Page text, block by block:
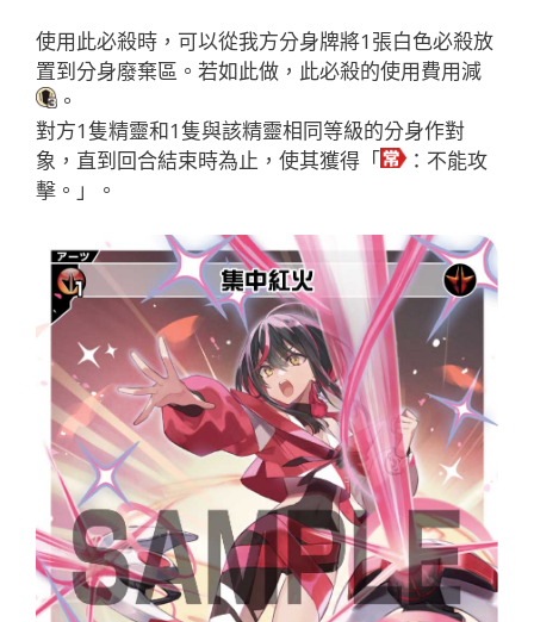
使用此必殺時，可以從我方分身牌將1張白色必殺放
置到分身廢棄區。若如此做，此必殺的使用費用減
。
對方1隻精靈和1隻與該精靈相同等級的分身作對
象，直到回合結束時為止，使其獲得「
：不能攻
擊。」。